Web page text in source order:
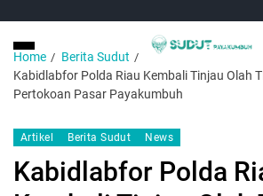
Home
Berita Sudut
Kabidlabfor Polda Riau Kembali Tinjau Olah
Pertokoan Pasar Payakumbuh
Artikel Berita Sudut News
Kabidlabfor Polda